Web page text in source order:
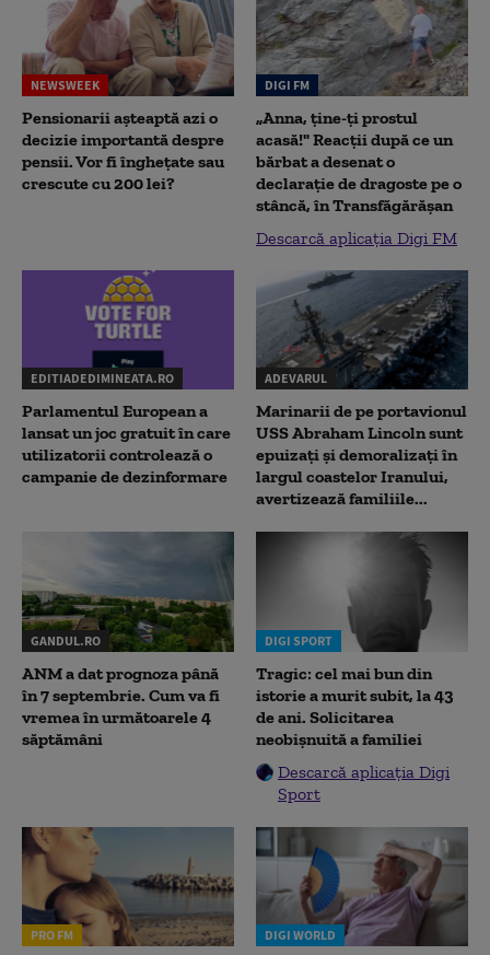
NEWSWEEK
Pensionarii așteaptă azi o
decizie importantă despre
pensii. Vor fi înghețate sau
crescute cu 200 lei?
DIGI FM
„Anna, ţine-ţi prostul
acasă!" Reacţii după ce un
bărbat a desenat o
declaraţie de dragoste pe o
stâncă, în Transfăgărăşan
Descarcă aplicația Digi FM
EDITIADEDIMINEATA.RO
Parlamentul European a
lansat un joc gratuit în care
utilizatorii controlează o
campanie de dezinformare
ADEVARUL
Marinarii de pe portavionul
USS Abraham Lincoln sunt
epuizați și demoralizați în
largul coastelor Iranului,
avertizează familiile...
GANDUL.RO
ANM a dat prognoza până
în 7 septembrie. Cum va fi
vremea în următoarele 4
săptămâni
DIGI SPORT
Tragic: cel mai bun din
istorie a murit subit, la 43
de ani. Solicitarea
neobișnuită a familiei
Descarcă aplicația Digi
Sport
PRO FM DIGI WORLD